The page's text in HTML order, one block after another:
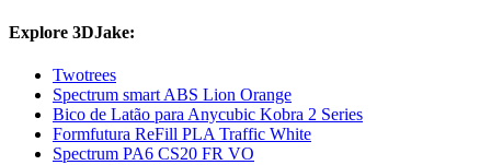
Explore 3DJake:
Twotrees
Spectrum smart ABS Lion Orange
Bico de Latão para Anycubic Kobra 2 Series
Formfutura ReFill PLA Traffic White
Spectrum PA6 CS20 FR VO